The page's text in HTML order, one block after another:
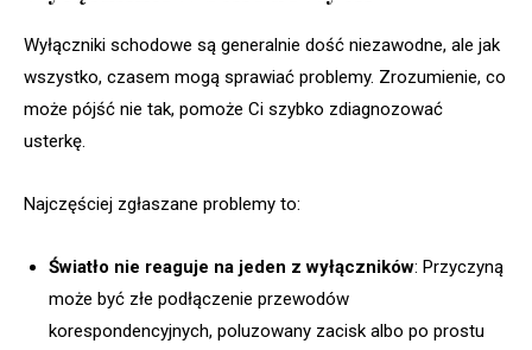
Wyłączniki schodowe są generalnie dość niezawodne, ale jak
wszystko, czasem mogą sprawiać problemy. Zrozumienie, co
może pójść nie tak, pomoże Ci szybko zdiagnozować
usterkę.
Najczęściej zgłaszane problemy to:
Światło nie reaguje na jeden z wyłączników: Przyczyną
może być złe podłączenie przewodów
korespondencyjnych, poluzowany zacisk albo po prostu